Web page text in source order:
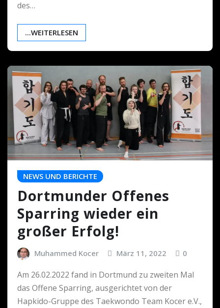
des…
...WEITERLESEN
NEWS UND BERICHTE
Dortmunder Offenes
Sparring wieder ein
großer Erfolg!
Muhammed Kocer März 11, 2022 0
Am 26.02.2022 fand in Dortmund zu zweiten Mal
das Offene Sparring, ausgerichtet von der
Hapkido-Gruppe des Taekwondo Team Kocer e.V.,